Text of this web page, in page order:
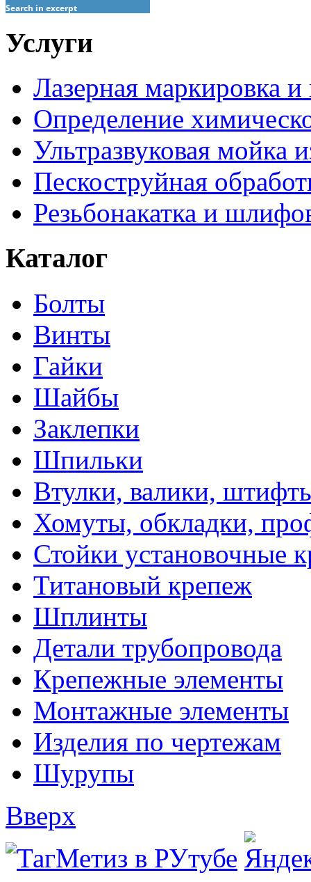
Search in excerpt
Услуги
Лазерная маркировка и
Определение
Ультразвуковая мойка
Пескоструйная
Резьбонакатка и
Каталог
Болты
Винты
Гайки
Шайбы
Заклепки
Шпильки
Втулки, валики,
Хомуты, обкладки,
Стойки установочные
Титановый крепеж
Шплинты
Детали трубопровода
Крепежные элементы
Монтажные элементы
Изделия по чертежам
Шурупы
Вверх